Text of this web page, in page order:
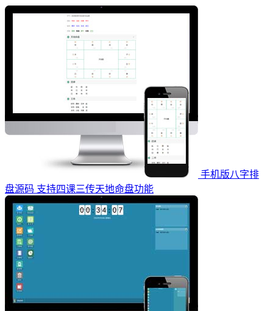
手机版八字排
盘源码 支持四课三传天地命盘功能